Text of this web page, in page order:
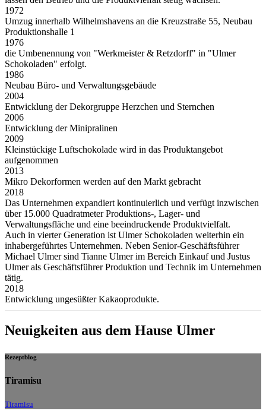
1972
Umzug innerhalb Wilhelmshavens an die Kreuzstraße 55, Neubau
Produktionshalle 1
1976
die Umbenennung von "Werkmeister & Retzdorff" in "Ulmer
Schokoladen" erfolgt.
1986
Neubau Büro- und Verwaltungsgebäude
2004
Entwicklung der Dekorgruppe Herzchen und Sternchen
2006
Entwicklung der Minipralinen
2009
Kleinstückige Luftschokolade wird in das Produktangebot
aufgenommen
2013
Mikro Dekorformen werden auf den Markt gebracht
2018
Das Unternehmen expandiert kontinuierlich und verfügt inzwischen
über 15.000 Quadratmeter Produktions-, Lager- und
Verwaltungsfläche und eine beeindruckende Produktvielfalt.
Auch in vierter Generation ist Ulmer Schokoladen weiterhin ein
inhabergeführtes Unternehmen. Neben Senior-Geschäftsführer
Michael Ulmer sind Tianne Ulmer im Bereich Einkauf und Justus
Ulmer als Geschäftsführer Produktion und Technik im Unternehmen
tätig.
2018
Entwicklung ungesüßter Kakaoprodukte.
Neuigkeiten aus dem Hause Ulmer
Rezeptblog
Tiramisu
Tiramisu